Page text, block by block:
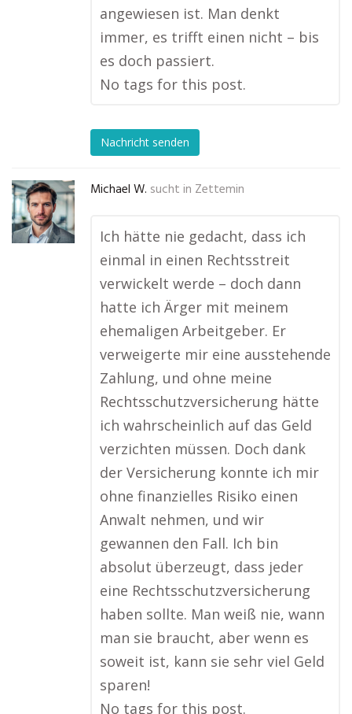
angewiesen ist. Man denkt
immer, es trifft einen nicht – bis
es doch passiert.
No tags for this post.
Nachricht senden
Michael W. sucht in Zettemin
Ich hätte nie gedacht, dass ich
einmal in einen Rechtsstreit
verwickelt werde – doch dann
hatte ich Ärger mit meinem
ehemaligen Arbeitgeber. Er
verweigerte mir eine ausstehende
Zahlung, und ohne meine
Rechtsschutzversicherung hätte
ich wahrscheinlich auf das Geld
verzichten müssen. Doch dank
der Versicherung konnte ich mir
ohne finanzielles Risiko einen
Anwalt nehmen, und wir
gewannen den Fall. Ich bin
absolut überzeugt, dass jeder
eine Rechtsschutzversicherung
haben sollte. Man weiß nie, wann
man sie braucht, aber wenn es
soweit ist, kann sie sehr viel Geld
sparen!
No tags for this post.